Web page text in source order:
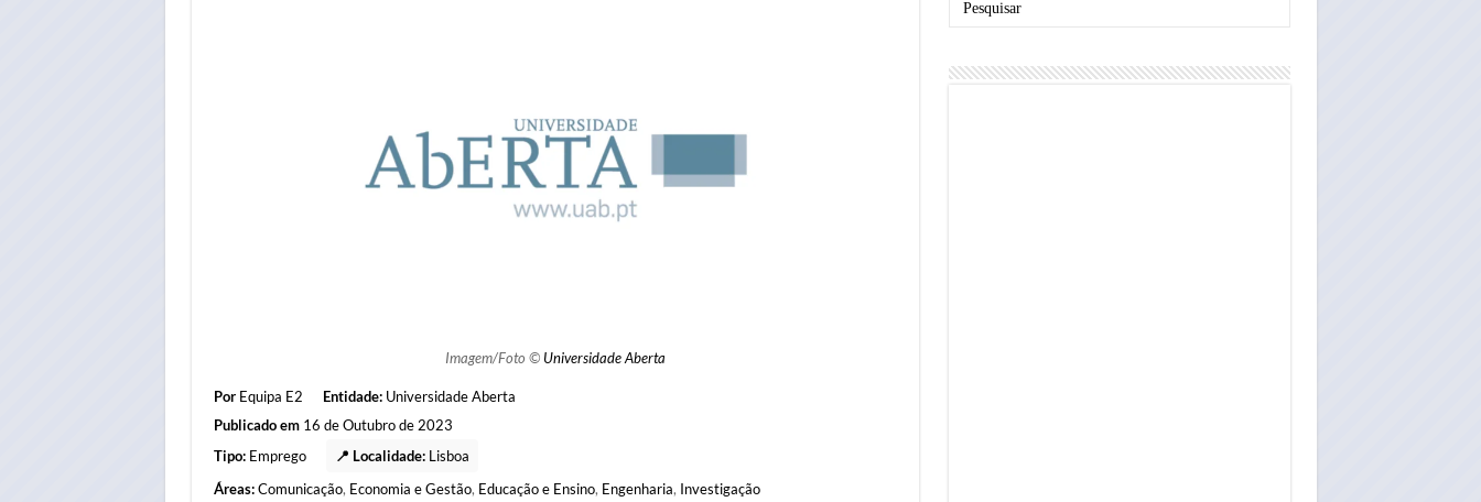
Imagem/Foto © Universidade Aberta
Por Equipa E2 Entidade: Universidade Aberta
Publicado em16 de Outubro de 2023
Tipo: Emprego 📍 Localidade: Lisboa
Áreas: Comunicação, Economia e Gestão, Educação e Ensino, Engenharia, Investigação